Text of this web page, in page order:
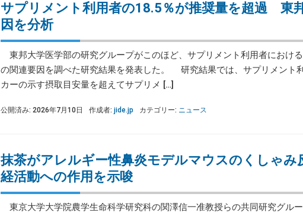
サプリメント利用者の18.5％が推奨量を超過 東
因を分析
東邦大学医学部の研究グループがこのほど、サプリメント利用者におけ
の関連要因を調べた研究結果を発表した。 研究結果では、サプリメント
カーの示す摂取目安量を超えてサプリメ […]
公開済み: 2026年7月10日 作成者: jide.jp カテゴリー: ニュース
抹茶がアレルギー性鼻炎モデルマウスのくしゃ
経活動への作用を示唆
東京大学大学院農学生命科学研究科の関澤信一准教授らの共同研究グル